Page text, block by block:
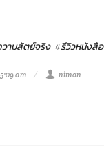
ามสัตย์จริง #รีวิวหนังสือ
am nimon